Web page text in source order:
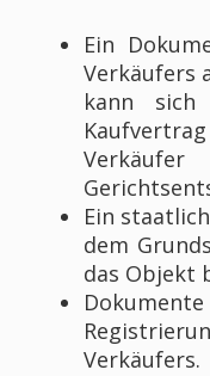
Ein
Verkäufers
kann sich
Ein
dem
das Objekt
Verkäufers.